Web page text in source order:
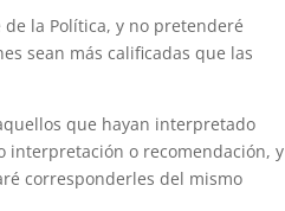
la Política, y no pretenderé
sean más calificadas que las
que hayan interpretado
interpretación o recomendación, y
corresponderles del mismo